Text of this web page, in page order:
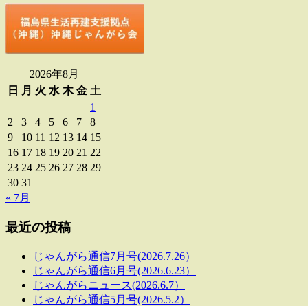
2026年8月
日
月 火 水 木 金 土
1
2
3 4 5 6 7
8
9
10 11 12 13 14 15
16 17 18 19 20 21 22
23 24 25 26 27 28 29
30 31
« 7月
最近の投稿
じゃんがら通信7月号(2026.7.26）
じゃんがら通信6月号(2026.6.23）
じゃんがらニュース(2026.6.7）
じゃんがら通信5月号(2026.5.2）